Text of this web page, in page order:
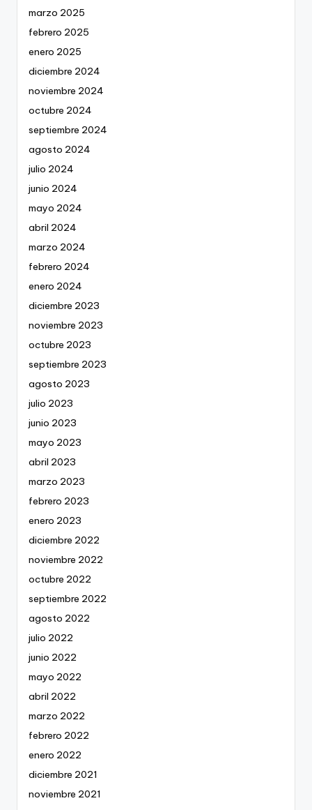
marzo 2025
febrero 2025
enero 2025
diciembre 2024
noviembre 2024
octubre 2024
septiembre 2024
agosto 2024
julio 2024
junio 2024
mayo 2024
abril 2024
marzo 2024
febrero 2024
enero 2024
diciembre 2023
noviembre 2023
octubre 2023
septiembre 2023
agosto 2023
julio 2023
junio 2023
mayo 2023
abril 2023
marzo 2023
febrero 2023
enero 2023
diciembre 2022
noviembre 2022
octubre 2022
septiembre 2022
agosto 2022
julio 2022
junio 2022
mayo 2022
abril 2022
marzo 2022
febrero 2022
enero 2022
diciembre 2021
noviembre 2021